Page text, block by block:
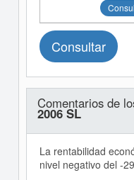
Consultar
Comentarios de
2006 SL
La rentabilidad
nivel negativo del -